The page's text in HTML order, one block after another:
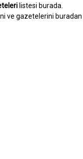
listesi burada.
ve gazetelerini buradan